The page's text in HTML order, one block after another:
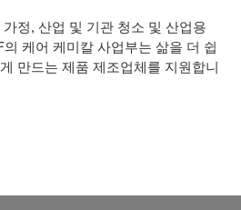
정, 산업 및 기관 청소 및 산업용
케어 케미칼 사업부는 삶을 더 쉽
만드는 제품 제조업체를 지원합니